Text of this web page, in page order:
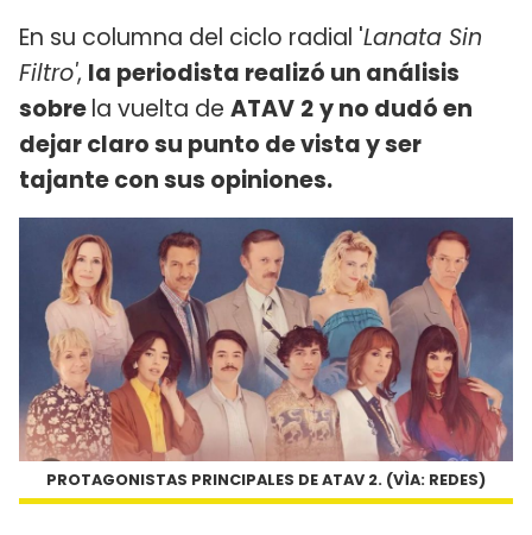
En su columna del ciclo radial 'Lanata Sin
Filtro', la periodista realizó un análisis
sobrela vuelta de ATAV 2y no dudó en
dejar claro su punto de vista y ser
tajante con sus opiniones.
PROTAGONISTAS PRINCIPALES DE ATAV 2. (VÌA: REDES)